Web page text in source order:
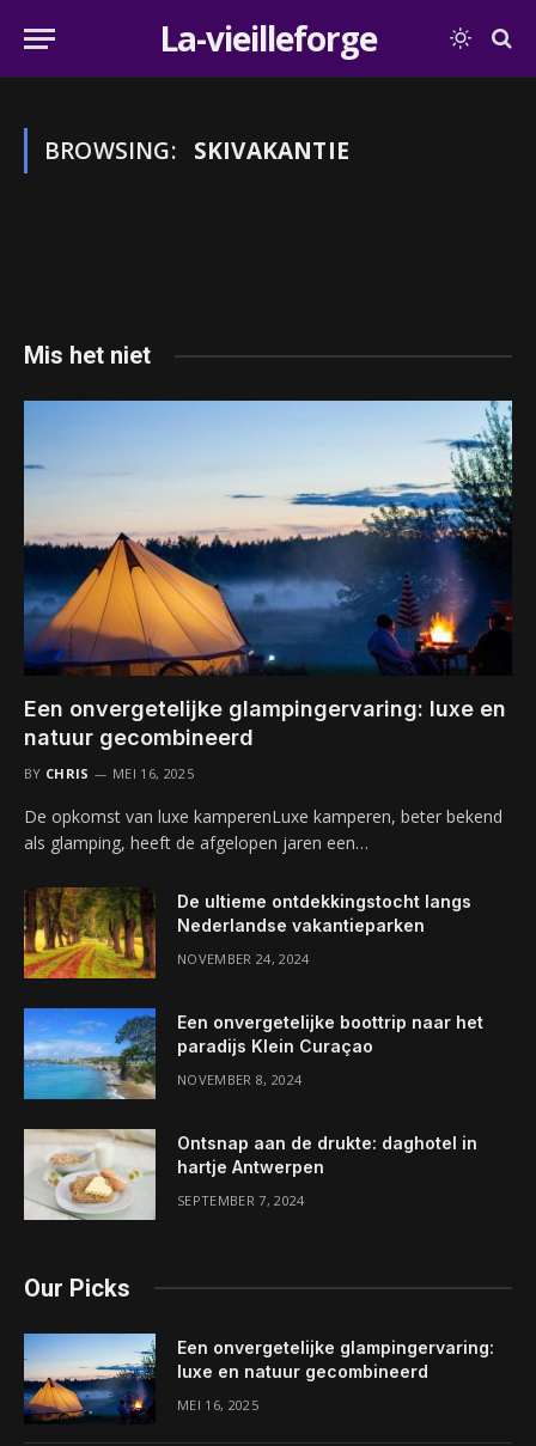
La-vieilleforge
BROWSING: SKIVAKANTIE
Mis het niet
Een onvergetelijke glampingervaring: luxe en
natuur gecombineerd
BY CHRIS MEI 16, 2025
De opkomst van luxe kamperenLuxe kamperen, beter bekend
als glamping, heeft de afgelopen jaren een…
De ultieme ontdekkingstocht langs
Nederlandse vakantieparken
NOVEMBER 24, 2024
Een onvergetelijke boottrip naar het
paradijs Klein Curaçao
NOVEMBER 8, 2024
Ontsnap aan de drukte: daghotel in
hartje Antwerpen
SEPTEMBER 7, 2024
Our Picks
Een onvergetelijke glampingervaring:
luxe en natuur gecombineerd
MEI 16, 2025